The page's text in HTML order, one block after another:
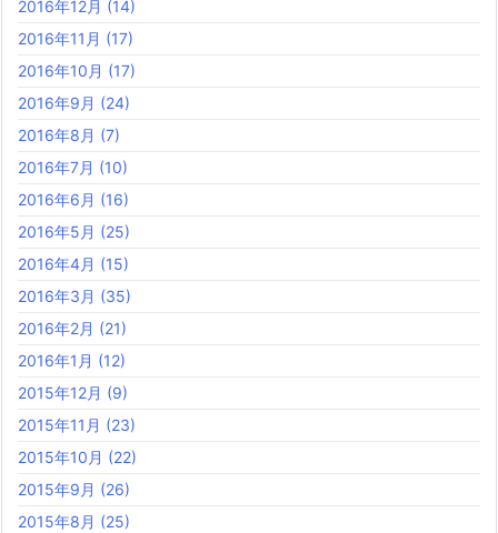
2016年12月 (14)
2016年11月 (17)
2016年10月 (17)
2016年9月 (24)
2016年8月 (7)
2016年7月 (10)
2016年6月 (16)
2016年5月 (25)
2016年4月 (15)
2016年3月 (35)
2016年2月 (21)
2016年1月 (12)
2015年12月 (9)
2015年11月 (23)
2015年10月 (22)
2015年9月 (26)
2015年8月 (25)